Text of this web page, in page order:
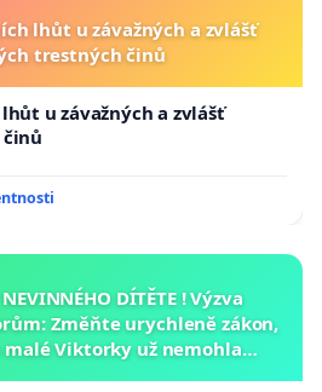
lhůt u závažných a zvlášť
trestných činů
u závažných a zvlášť
DÍTĚTE ! Výzva
Změňte urychleně zákon,
Viktorky už nemohla